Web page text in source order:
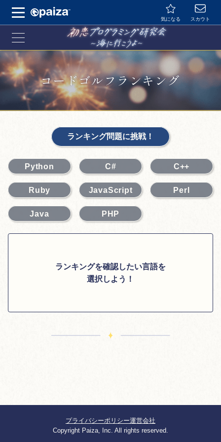
気になる スカウト
遊び方
ランキング
メッセージコードゴルフランキング
ランキング問題に挑戦！
Python C# C++
Ruby JavaScript Perl
Java PHP
ランキングを確認したい言語を
選択しよう！
プライバシーポリシー運営会社
Copyright Paiza, Inc. All rights reserved.